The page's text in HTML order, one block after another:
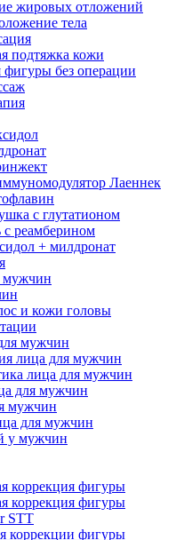
жировых отложений
тела
подтяжка кожи
фигуры без операции
Лаеннек
с глутатионом
с реамберином
+ милдронат
мужчин
и кожи головы
мужчин
лица для мужчин
лица для мужчин
для мужчин
мужчин
для мужчин
у мужчин
коррекция фигуры
коррекция фигуры
STT
коррекции фигуры